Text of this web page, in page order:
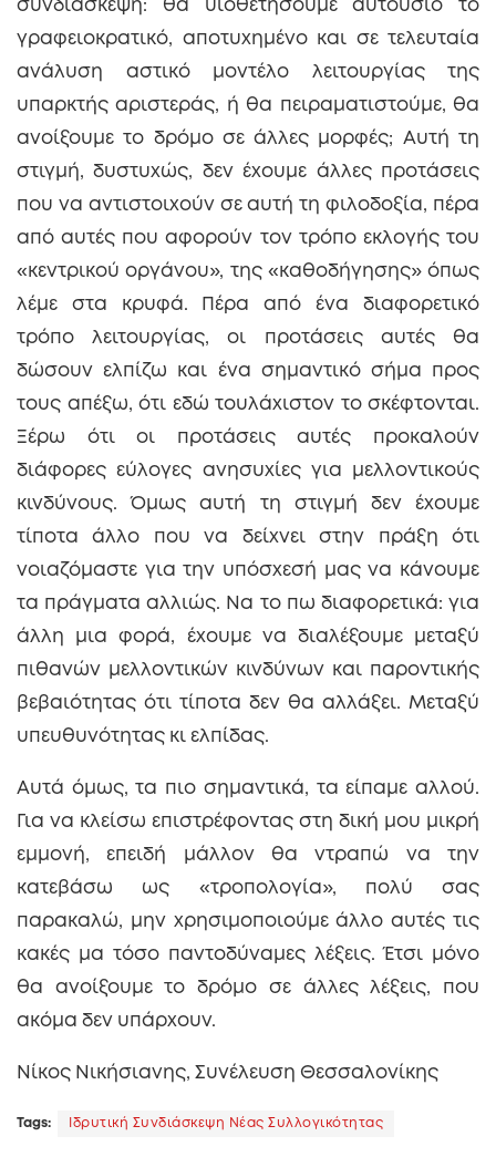
συνδιάσκεψη: θα υιοθετήσουμε αυτούσιο το
γραφειοκρατικό, αποτυχημένο και σε τελευταία
ανάλυση αστικό μοντέλο λειτουργίας της
υπαρκτής αριστεράς, ή θα πειραματιστούμε, θα
ανοίξουμε το δρόμο σε άλλες μορφές; Αυτή τη
στιγμή, δυστυχώς, δεν έχουμε άλλες προτάσεις
που να αντιστοιχούν σε αυτή τη φιλοδοξία, πέρα
από αυτές που αφορούν τον τρόπο εκλογής του
«κεντρικού οργάνου», της «καθοδήγησης» όπως
λέμε στα κρυφά. Πέρα από ένα διαφορετικό
τρόπο λειτουργίας, οι προτάσεις αυτές θα
δώσουν ελπίζω και ένα σημαντικό σήμα προς
τους απέξω, ότι εδώ τουλάχιστον το σκέφτονται.
Ξέρω ότι οι προτάσεις αυτές προκαλούν
διάφορες εύλογες ανησυχίες για μελλοντικούς
κινδύνους. Όμως αυτή τη στιγμή δεν έχουμε
τίποτα άλλο που να δείχνει στην πράξη ότι
νοιαζόμαστε για την υπόσχεσή μας να κάνουμε
τα πράγματα αλλιώς. Να το πω διαφορετικά: για
άλλη μια φορά, έχουμε να διαλέξουμε μεταξύ
πιθανών μελλοντικών κινδύνων και παροντικής
βεβαιότητας ότι τίποτα δεν θα αλλάξει. Μεταξύ
υπευθυνότητας κι ελπίδας.
Αυτά όμως, τα πιο σημαντικά, τα είπαμε αλλού.
Για να κλείσω επιστρέφοντας στη δική μου μικρή
εμμονή, επειδή μάλλον θα ντραπώ να την
κατεβάσω ως «τροπολογία», πολύ σας
παρακαλώ, μην χρησιμοποιούμε άλλο αυτές τις
κακές μα τόσο παντοδύναμες λέξεις. Έτσι μόνο
θα ανοίξουμε το δρόμο σε άλλες λέξεις, που
ακόμα δεν υπάρχουν.
Νίκος Νικήσιανης, Συνέλευση Θεσσαλονίκης
Tags: Ιδρυτική Συνδιάσκεψη Νέας Συλλογικότητας